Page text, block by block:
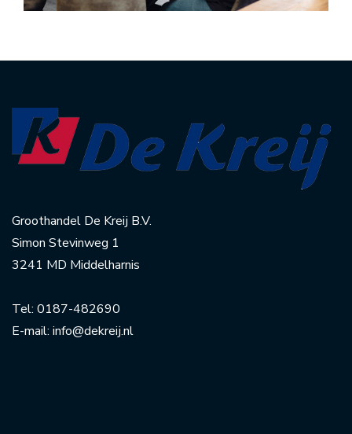
Groothandel De Kreij B.V.
Simon Stevinweg 1
3241 MD Middelharnis
Tel: 0187-482690
E-mail: info@dekreij.nl